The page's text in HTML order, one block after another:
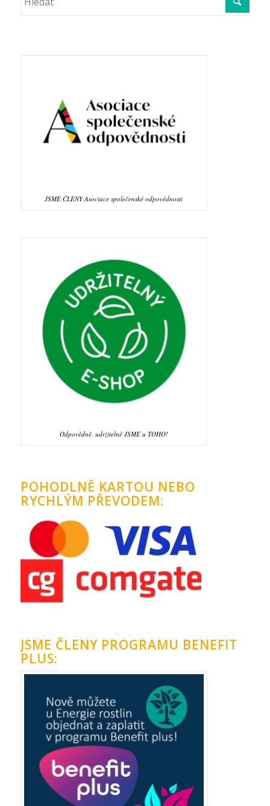
JSME ČLENY Asociace společenské odpovědnosti
Odpovědně, udržitelně JSME u TOHO!
POHODLNĚ KARTOU NEBO
RYCHLÝM PŘEVODEM:
JSME ČLENY PROGRAMU BENEFIT
PLUS: